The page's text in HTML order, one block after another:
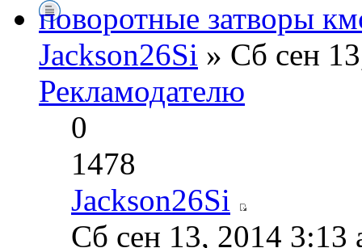
поворотные затворы
Jackson26Si » Сб сен
Рекламодателю
0
1478
Jackson26Si
Сб сен 13, 2014 3:13